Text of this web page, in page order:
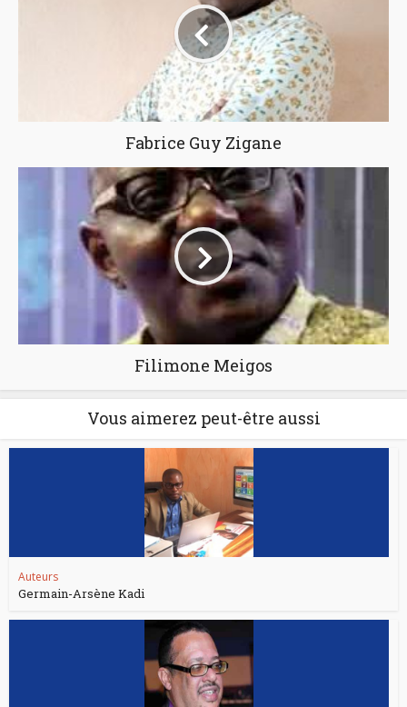
Fabrice Guy Zigane
Filimone Meigos
Vous aimerez peut-être aussi
Auteurs
Germain-Arsène Kadi